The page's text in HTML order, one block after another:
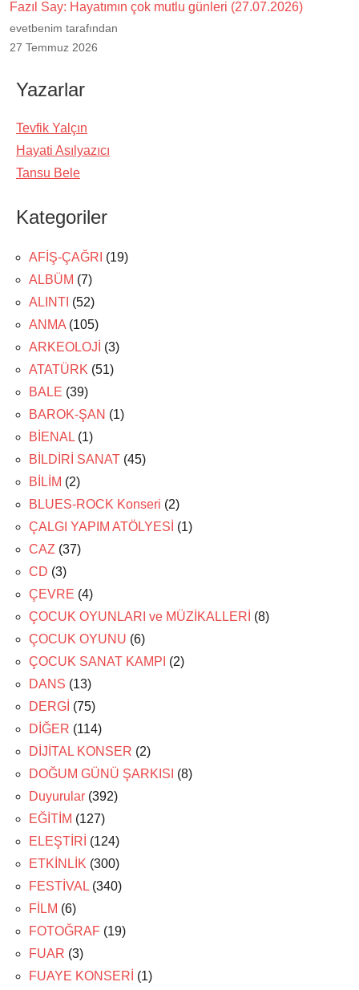
Fazıl Say: Hayatımın çok mutlu günleri (27.07.2026)
evetbenim tarafından
27 Temmuz 2026
Yazarlar
Tevfik Yalçın
Hayati Asılyazıcı
Tansu Bele
Kategoriler
AFİŞ-ÇAĞRI (19)
ALBÜM (7)
ALINTI (52)
ANMA (105)
ARKEOLOJİ (3)
ATATÜRK (51)
BALE (39)
BAROK-ŞAN (1)
BİENAL (1)
BİLDİRİ SANAT (45)
BİLİM (2)
BLUES-ROCK Konseri (2)
ÇALGI YAPIM ATÖLYESİ (1)
CAZ (37)
CD (3)
ÇEVRE (4)
ÇOCUK OYUNLARI ve MÜZİKALLERİ (8)
ÇOCUK OYUNU (6)
ÇOCUK SANAT KAMPI (2)
DANS (13)
DERGİ (75)
DİĞER (114)
DİJİTAL KONSER (2)
DOĞUM GÜNÜ ŞARKISI (8)
Duyurular (392)
EĞİTİM (127)
ELEŞTİRİ (124)
ETKİNLİK (300)
FESTİVAL (340)
FİLM (6)
FOTOĞRAF (19)
FUAR (3)
FUAYE KONSERİ (1)